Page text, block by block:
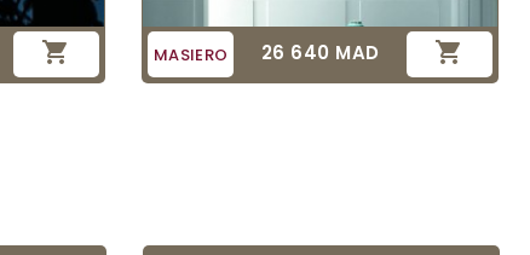
 MASIERO Prix
26 640 MAD 